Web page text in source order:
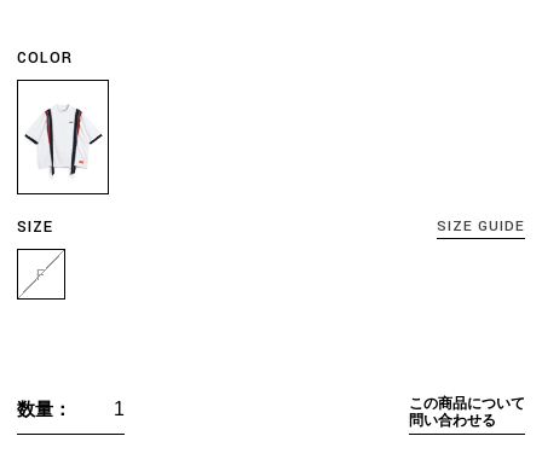
COLOR
SIZE SIZE GUIDE
F
数量：
この商品について
問い合わせる